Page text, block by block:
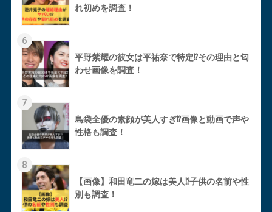
れ初めを調査！
6
平野紫耀の彼女は平祐奈で特定⁉︎その理由と匂
わせ画像を調査！
7
島袋全優の素顔が美人すぎ⁉︎画像と動画で声や
性格も調査！
8
【画像】和田竜二の嫁は美人⁉︎子供の名前や性
別も調査！